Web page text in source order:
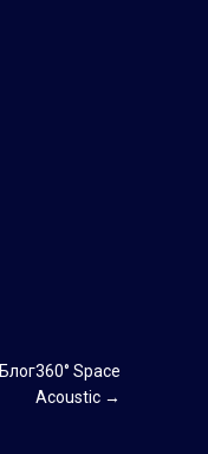
Блог360° Space
Acoustic →